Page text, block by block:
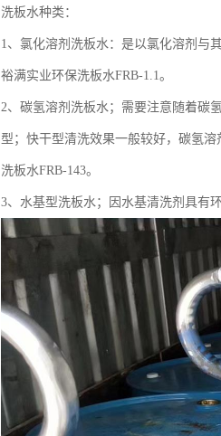
洗板水种类：
1、氯化溶剂洗板水：是以氯化溶剂与
裕满实业环保洗板水FRB-1.1。
2、碳氢溶剂洗板水；需要注意随着碳
型；快干型清洗效果一般较好，碳氢
洗板水FRB-143。
3、水基型洗板水；因水基清洗剂具有